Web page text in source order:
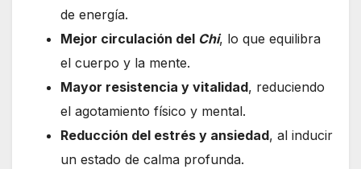
de energía.
Mejor circulación del Chi, lo que equilibra
el cuerpo y la mente.
Mayor resistencia y vitalidad, reduciendo
el agotamiento físico y mental.
Reducción del estrés y ansiedad, al inducir
un estado de calma profunda.